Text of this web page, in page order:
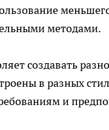
методами.
создавать
в разных
и